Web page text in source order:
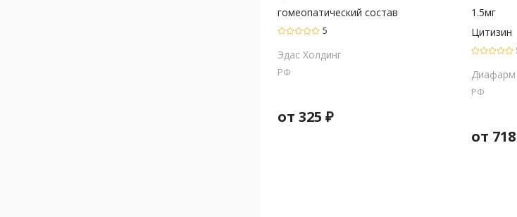
гомеопатический состав
5
Эдас Холдинг
РФ
от 325 ₽
1.5мг
Цитизин
Диафарм
РФ
от 718